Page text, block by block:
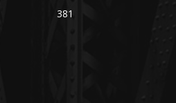
381